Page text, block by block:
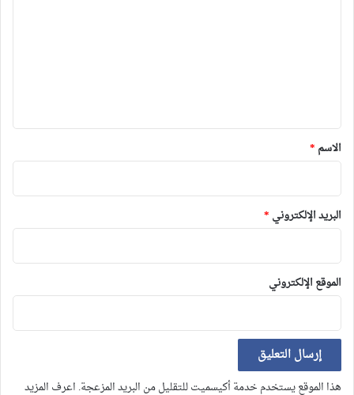
*
الاسم *
البريد الإلكتروني *
الموقع الإلكتروني
هذا الموقع يستخدم خدمة أكيسميت للتقليل من البريد المزعجة. اعرف المزيد